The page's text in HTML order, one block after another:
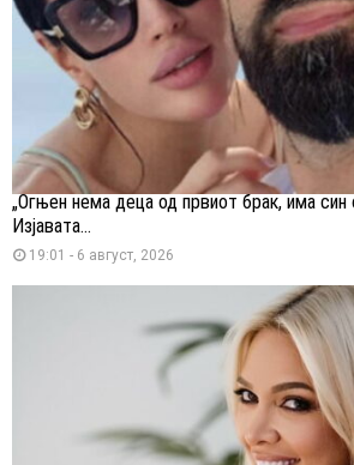
„Огњен нема деца од првиот брак, има син
Изјавата...
19:01 - 6 август, 2026